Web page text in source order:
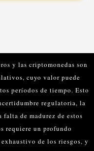
y las criptomonedas son
cuyo valor puede
períodos de tiempo. Esto
regulatoria, la
de madurez de estos
requiere un profundo
de los riesgos, y